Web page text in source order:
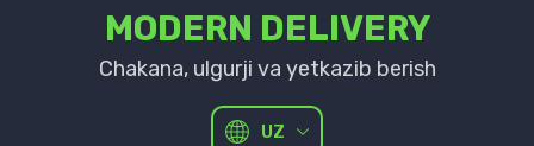
MODERN DELIVERY
Chakana, ulgurji va yetkazib berish
UZ